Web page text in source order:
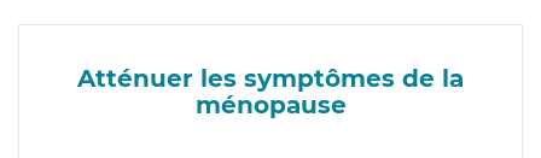
Atténuer les symptômes de la
ménopause